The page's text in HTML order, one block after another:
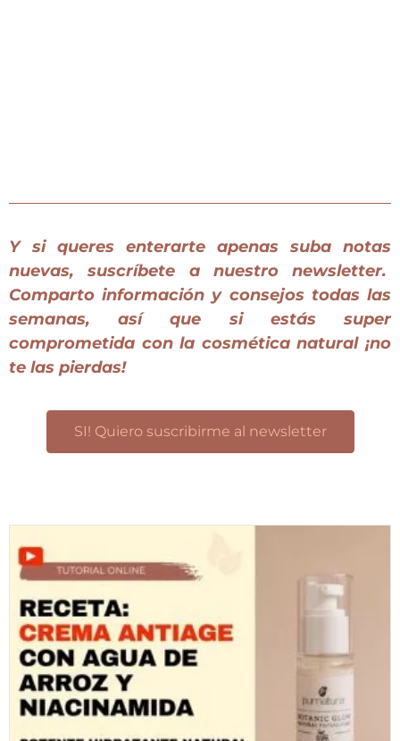
Y si queres enterarte apenas suba notas
nuevas, suscríbete a nuestro newsletter.
Comparto información y consejos todas las
semanas, así que si estás super
comprometida con la cosmética natural ¡no
te las pierdas!
SI! Quiero suscribirme al newsletter